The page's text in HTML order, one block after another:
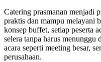
Catering prasmanan menjadi
praktis dan mampu melayani
konsep buffet, setiap peserta
selera tanpa harus
acara seperti meeting besar,
perusahaan.